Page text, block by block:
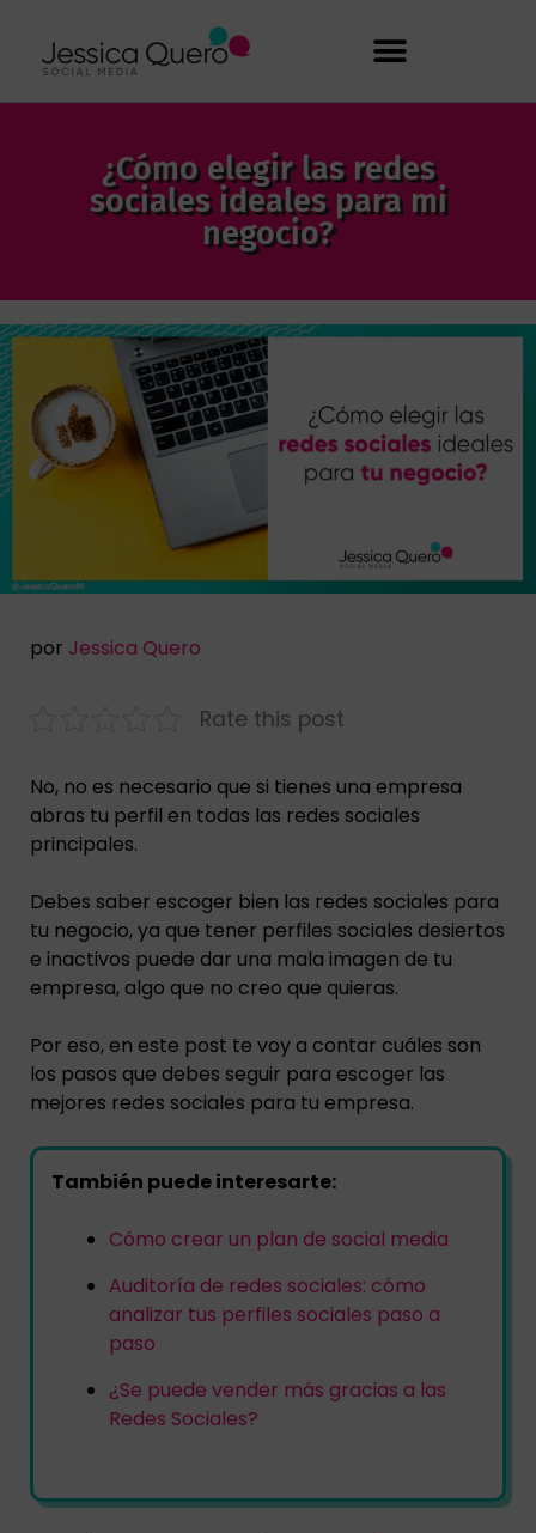
¿Cómo elegir las redes
sociales ideales para mi
negocio?
por Jessica Quero
Rate this post
No, no es necesario que si tienes una empresa
abras tu perfil en todas las redes sociales
principales.
Debes saber escoger bien las redes sociales para
tu negocio, ya que tener perfiles sociales desiertos
e inactivos puede dar una mala imagen de tu
empresa, algo que no creo que quieras.
Por eso, en este post te voy a contar cuáles son
los pasos que debes seguir para escoger las
mejores redes sociales para tu empresa.
También puede interesarte:
Cómo crear un plan de social media
Auditoría de redes sociales: cómo
analizar tus perfiles sociales paso a
paso
¿Se puede vender más gracias a las
Redes Sociales?